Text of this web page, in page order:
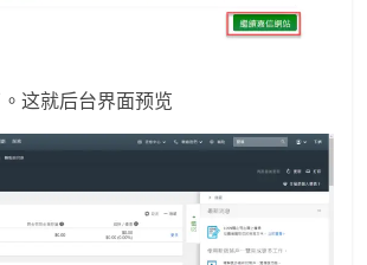
这就后台界面预览